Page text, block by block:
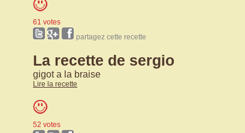
61 votes
partagez cette recette
La recette de sergio
gigot a la braise
Lire la recette
52 votes